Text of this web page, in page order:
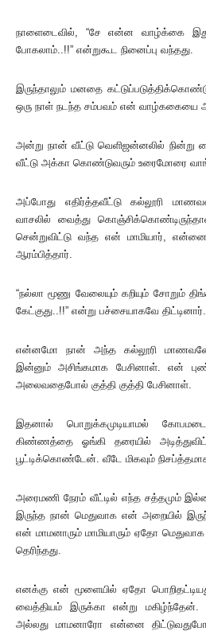
நாளைடைவில், “சே என்ன வாழ்க்கை
போகலாம்..!!” என்றுகூட நினைப்பு வந்தது.
இருந்தாலும் மனதை
ஒரு நாள் நடந்த சம்பவம் என் வாழ்ககையை
அன்று நான் வீட்டு வெளிஜன்னலில் நின்று
வீட்டு அக்கா கொண்டுவரும் உரைமோரை
அப்போது எதிர்த்தவீட்டு கல்லூரி
வாசலில் வைத்து
சென்றுவிட்டு வந்த என் மாமியார்,
ஆரம்பித்தார்.
“நல்லா மூணு வேலையும் கறியும் சோறும்
கேட்குது..!!” என்று பச்சையாகவே திட்டினார்.
என்னமோ நான் அந்த கல்லூரி
இன்னும் அசிங்கமாக பேசினாள். என்
அலைவதைபோல் குத்தி குத்தி பேசினாள்.
இதனால் பொறுக்கமுடியாமல்
கிண்ணத்தை ஓங்கி தரையில்
பூட்டிக்கொண்டேன். வீடே மிகவும்
அரைமணி நேரம் வீட்டில் எந்த சத்தமும்
இருந்த நான் மெதுவாக என் அறையில்
என் மாமனாரும் மாமியாரும் ஏதோ மெதுவாக
தெரிந்தது.
எனக்கு என் மூளையில் ஏதோ
வைத்தியம் இருக்கா என்று மகிழ்ந்தேன்.
அல்லது மாமனாரோ என்னை